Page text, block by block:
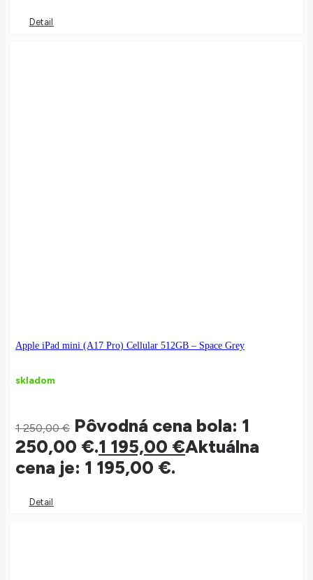
Detail
Apple iPad mini (A17 Pro) Cellular 512GB – Space Grey
skladom
1 250,00€ Pôvodná cena bola: 1
250,00 €.1 195,00 €Aktuálna
cena je: 1 195,00 €.
Detail